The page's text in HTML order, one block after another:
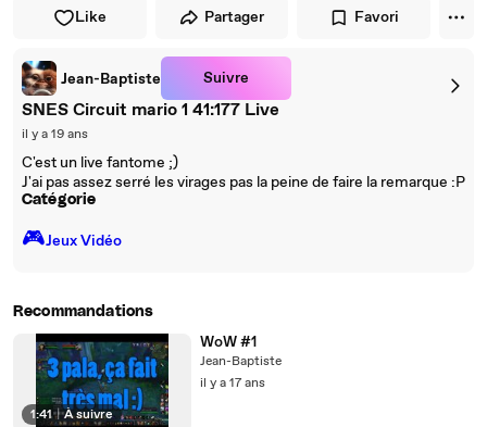
Like Partager Favori
Jean-Baptiste Suivre
SNES Circuit mario 1 41:177 Live
il y a 19 ans
C'est un live fantome ;)
J'ai pas assez serré les virages pas la peine de faire la remarque :P
Catégorie
🎮️Jeux Vidéo
Recommandations
1:41 | À suivre
WoW #1
Jean-Baptiste
il y a 17 ans